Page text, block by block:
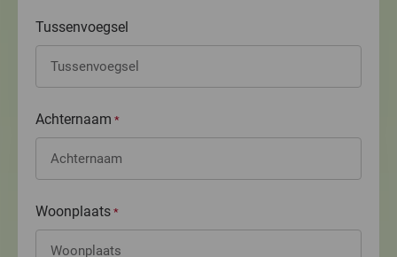
Tussenvoegsel
Achternaam *
Woonplaats *